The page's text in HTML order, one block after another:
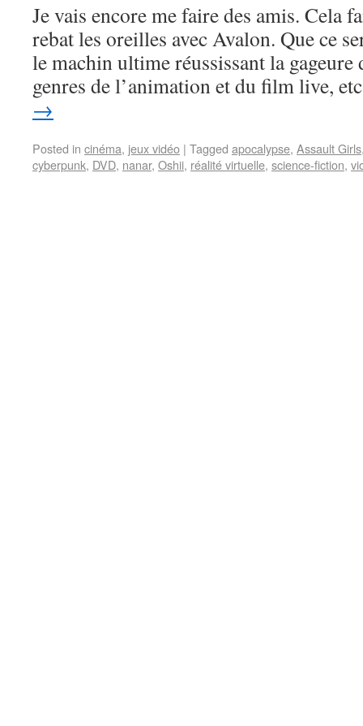
Je vais encore me faire des amis. Cela
rebat les oreilles avec Avalon. Que ce
le machin ultime réussissant la gageure
genres de l’animation et du film live,
→
Posted in cinéma, jeux vidéo | Tagged apocalypse, Assault Girls
cyberpunk, DVD, nanar, Oshii, réalité virtuelle, science-fiction,